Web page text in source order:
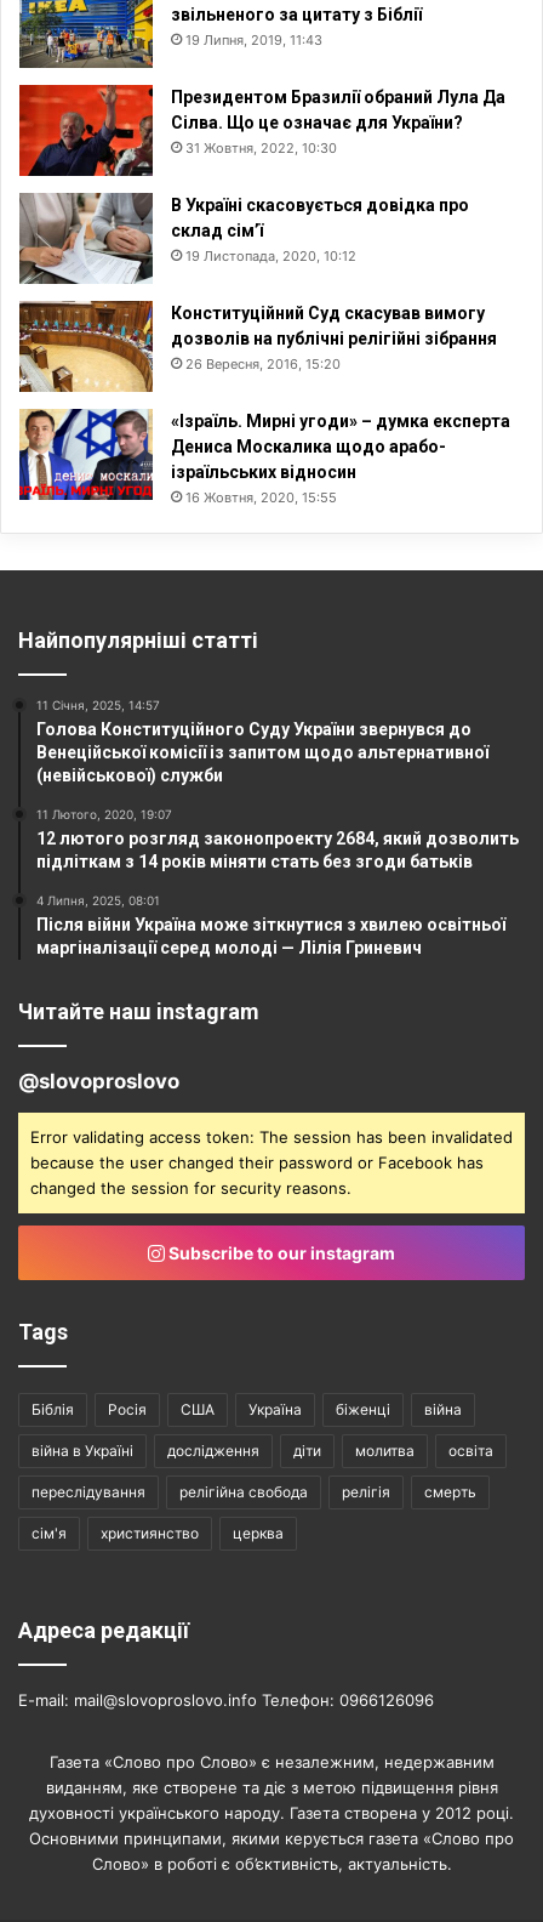
звільненого за цитату з Біблії
19 Липня, 2019, 11:43
Президентом Бразилії обраний Лула Да
Сілва. Що це означає для України?
31 Жовтня, 2022, 10:30
В Україні скасовується довідка про
склад сім’ї
19 Листопада, 2020, 10:12
Конституційний Суд скасував вимогу
дозволів на публічні релігійні зібрання
26 Вересня, 2016, 15:20
«Ізраїль. Мирні угоди» – думка експерта
Дениса Москалика щодо арабо-
ізраїльських відносин
16 Жовтня, 2020, 15:55
Найпопулярніші статті
11 Січня, 2025, 14:57
Голова Конституційного Суду України звернувся до
Венеційської комісії із запитом щодо альтернативної
(невійськової) служби
11 Лютого, 2020, 19:07
12 лютого розгляд законопроекту 2684, який дозволить
підліткам з 14 років міняти стать без згоди батьків
4 Липня, 2025, 08:01
Після війни Україна може зіткнутися з хвилею освітньої
маргіналізації серед молоді — Лілія Гриневич
Читайте наш instagram
@slovoproslovo
Error validating access token: The session has been invalidated
because the user changed their password or Facebook has
changed the session for security reasons.
Subscribe to our instagram
Tags
Біблія Росія США Україна біженці війна
війна в Україні дослідження діти молитва освіта
переслідування релігійна свобода релігія смерть
сім'я християнство церква
Адреса редакції
E-mail: mail@slovoproslovo.info Телефон: 0966126096
Газета «Слово про Слово» є незалежним, недержавним
виданням, яке створене та діє з метою підвищення рівня
духовності українського народу. Газета створена у 2012 році.
Основними принципами, якими керується газета «Слово про
Слово» в роботі є об’єктивність, актуальність.